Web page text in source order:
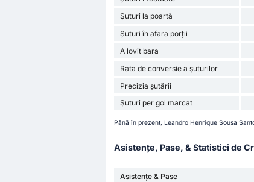
Șuturi la poartă
Șuturi în afara porții
A lovit bara
Rata de conversie a șuturilor
Precizia șutării
Șuturi per gol marcat
Până în prezent, Leandro Henrique Sousa
Asistențe, Pase, & Statistici de
Asistențe & Pase